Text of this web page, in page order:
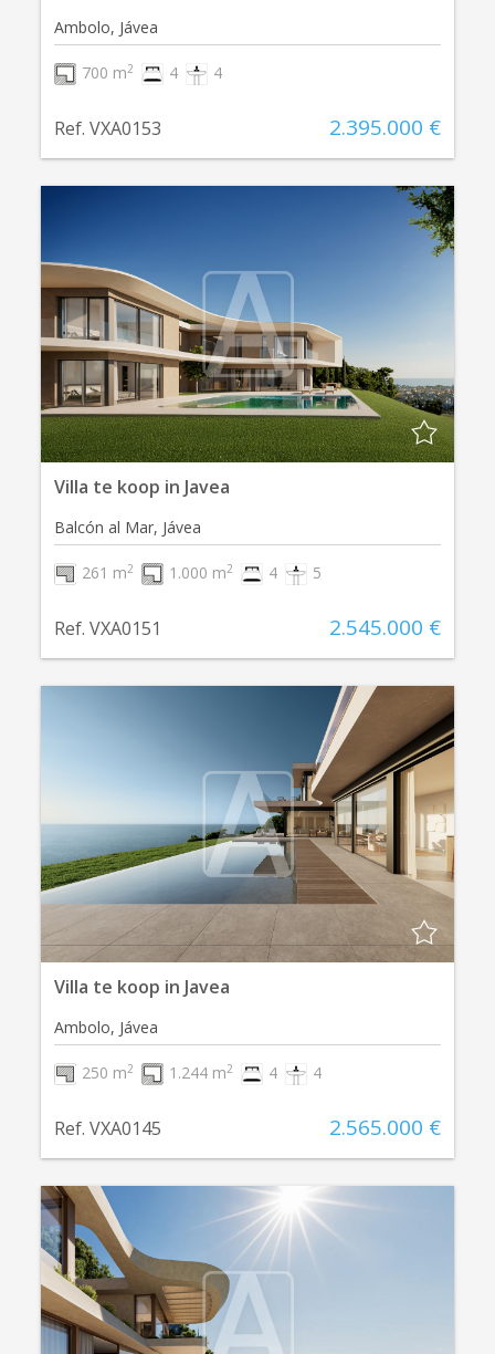
Ambolo, Jávea
700 m2 4 4
Ref. VXA0153 2.395.000 €
Villa te koop in Javea
Balcón al Mar, Jávea
261 m2 1.000 m2 4 5
Ref. VXA0151 2.545.000 €
Villa te koop in Javea
Ambolo, Jávea
250 m2 1.244 m2 4 4
Ref. VXA0145 2.565.000 €